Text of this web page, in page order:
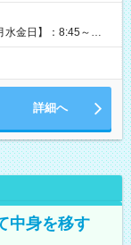
水金日】：8:45～
詳細へ
中身を移す